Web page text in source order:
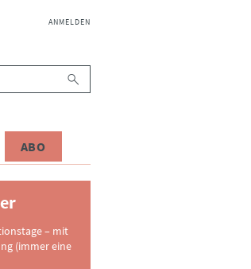
NAVIGATION
ANMELDEN
ABO
– mit
(immer eine